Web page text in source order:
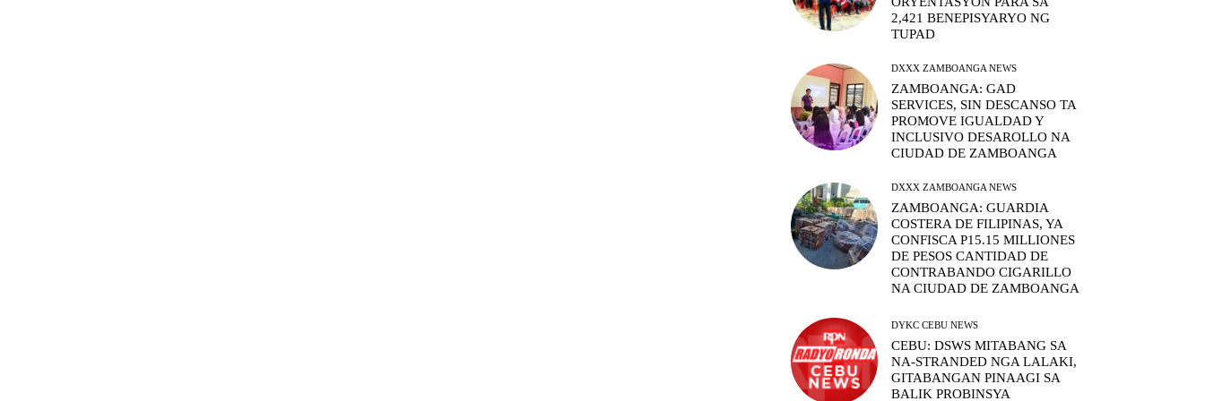
2,421 BENEPISYARYO NG
TUPAD
DXXX ZAMBOANGA NEWS
ZAMBOANGA: GAD
SERVICES, SIN DESCANSO TA
PROMOVE IGUALDAD Y
INCLUSIVO DESAROLLO NA
CIUDAD DE ZAMBOANGA
DXXX ZAMBOANGA NEWS
ZAMBOANGA: GUARDIA
COSTERA DE FILIPINAS, YA
CONFISCA P15.15 MILLIONES
DE PESOS CANTIDAD DE
CONTRABANDO CIGARILLO
NA CIUDAD DE ZAMBOANGA
DYKC CEBU NEWS
CEBU: DSWS MITABANG SA
NA-STRANDED NGA LALAKI,
GITABANGAN PINAAGI SA
BALIK PROBINSYA